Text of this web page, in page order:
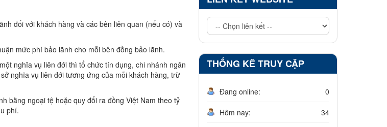
đối với khách hàng và các bên liên quan (nếu có) và
mức phí bảo lãnh cho mỗi bên đồng bảo lãnh.
nghĩa vụ liên đới thì tổ chức tín dụng, chi nhánh ngân
nghĩa vụ liên đới tương ứng của mỗi khách hàng, trừ
bằng ngoại tệ hoặc quy đổi ra đồng Việt Nam theo tỷ
phí.
THỐNG KÊ TRUY CẬP
Đang online: 0
Hôm nay: 34